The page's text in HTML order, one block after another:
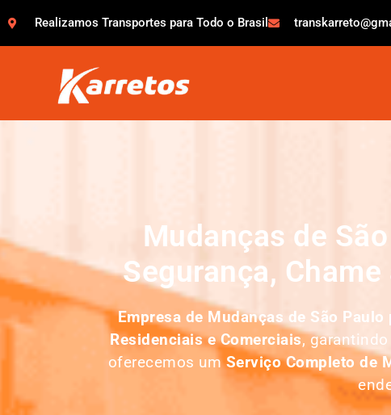
Realizamos Transportes para Todo o Brasil
Mudanças de
Segurança,
Empresa de Mudanças de São Paulo
Residenciais e Comerciais,
oferecemos umServiço Completo de